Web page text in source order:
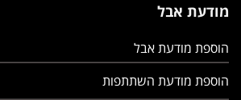
מודעת אבל
הוספת מודעת אבל
הוספת מודעת השתתפות